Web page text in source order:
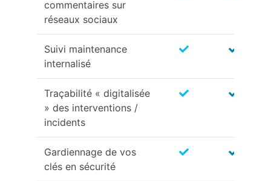
commentaires sur
réseaux sociaux
Suivi maintenance
internalisé
Traçabilité « digitalisée
» des interventions /
incidents
Gardiennage de vos
clés en sécurité